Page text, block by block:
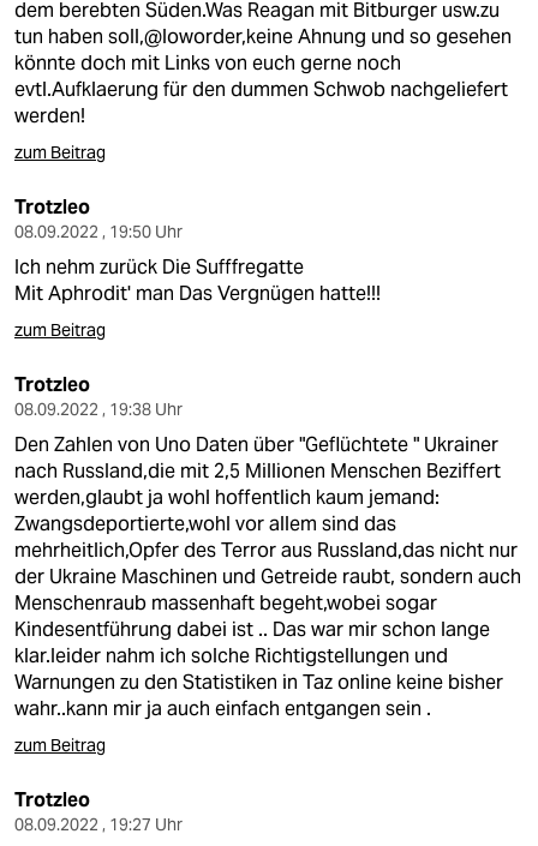
dem berebten Süden.Was Reagan mit Bitburger usw.zu
tun haben soll,@loworder,keine Ahnung und so gesehen
könnte doch mit Links von euch gerne noch
evtl.Aufklaerung für den dummen Schwob nachgeliefert
werden!
zum Beitrag
Trotzleo
08.09.2022 , 19:50 Uhr
Ich nehm zurück Die Sufffregatte
Mit Aphrodit' man Das Vergnügen hatte!!!
zum Beitrag
Trotzleo
08.09.2022 , 19:38 Uhr
Den Zahlen von Uno Daten über "Geflüchtete " Ukrainer
nach Russland,die mit 2,5 Millionen Menschen Beziffert
werden,glaubt ja wohl hoffentlich kaum jemand:
Zwangsdeportierte,wohl vor allem sind das
mehrheitlich,Opfer des Terror aus Russland,das nicht nur
der Ukraine Maschinen und Getreide raubt, sondern auch
Menschenraub massenhaft begeht,wobei sogar
Kindesentführung dabei ist .. Das war mir schon lange
klar.leider nahm ich solche Richtigstellungen und
Warnungen zu den Statistiken in Taz online keine bisher
wahr..kann mir ja auch einfach entgangen sein .
zum Beitrag
Trotzleo
08.09.2022 , 19:27 Uhr